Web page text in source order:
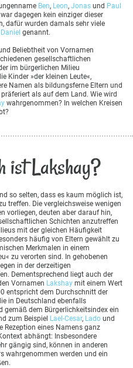
Ben, Leon, Jonas und Paul
dagegen kein einziger dieser
dafür wurden damals sehr viele
Daniel genannt.
Beliebtheit von Vornamen
gesellschaftlichen
im bürgerlichen Milieu
Kinder »der kleinen Leute«,
Namen als bildungsferne Eltern und
als auf dem Land. Wie wird
wahrgenommen? In welchen Kreisen
ist Lakshay?
so selten, dass es kaum möglich ist,
treffen. Die vergleichsweise wenigen
vorliegen, deuten aber darauf hin,
Schichten anzutreffen
mit der gleichen Häufigkeit
häufig von Eltern gewählt zu
Merkmalen in einem
zu verorten sind. In gehobenen
in der derzeitigen
Dementsprechend liegt auch der
Vornamen Lakshay mit einem Wert
entspricht dem Durchschnitt der
in Deutschland ebenfalls
gemäß dem Bürgerlichkeitsindex ein
zum Beispiel Lael-Cesar, Lado und
Rezeption eines Namens ganz
abhängt: Insbesondere
gängig sind, können in anderen
wahrgenommen werden und ein